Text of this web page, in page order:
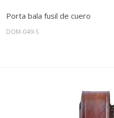
Porta bala fusil de cuero
DOM-049-S